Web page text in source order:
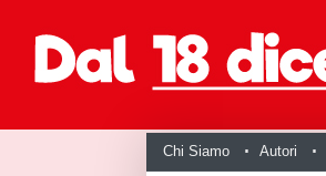
Chi Siamo Autori